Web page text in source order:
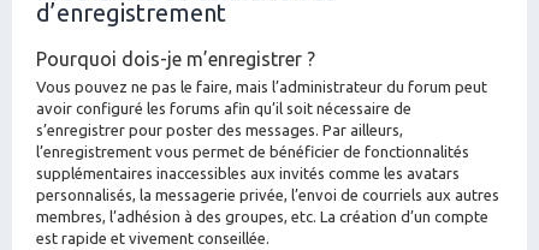
d’enregistrement
Pourquoi dois-je m’enregistrer ?
Vous pouvez ne pas le faire, mais l’administrateur du forum peut
avoir configuré les forums afin qu’il soit nécessaire de
s’enregistrer pour poster des messages. Par ailleurs,
l’enregistrement vous permet de bénéficier de fonctionnalités
supplémentaires inaccessibles aux invités comme les avatars
personnalisés, la messagerie privée, l’envoi de courriels aux autres
membres, l’adhésion à des groupes, etc. La création d’un compte
est rapide et vivement conseillée.